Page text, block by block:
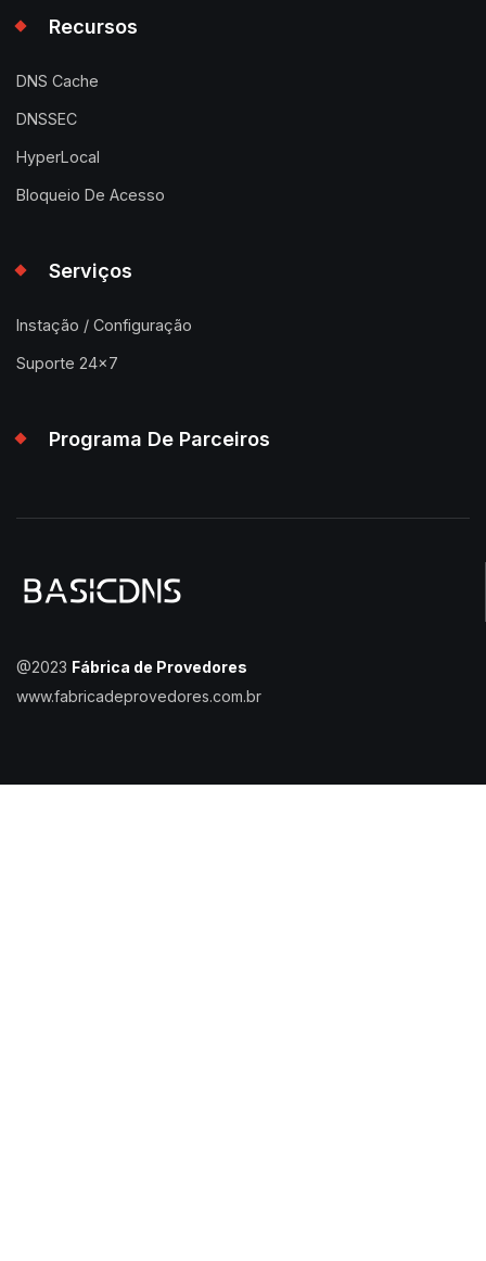
Recursos
DNS Cache
DNSSEC
HyperLocal
Bloqueio De Acesso
Serviços
Instação / Configuração
Suporte 24x7
Programa De Parceiros
@2023 Fábrica de Provedores
www.fabricadeprovedores.com.br